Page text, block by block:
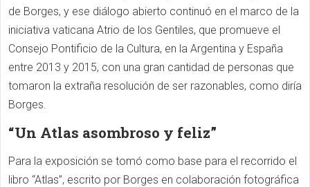
de Borges, y ese diálogo abierto continuó en el marco de la
iniciativa vaticana Atrio de los Gentiles, que promueve el
Consejo Pontificio de la Cultura, en la Argentina y España
entre 2013 y 2015, con una gran cantidad de personas que
tomaron la extraña resolución de ser razonables, como diría
Borges.
“Un Atlas asombroso y feliz”
Para la exposición se tomó como base para el recorrido el
libro “Atlas”, escrito por Borges en colaboración fotográfica